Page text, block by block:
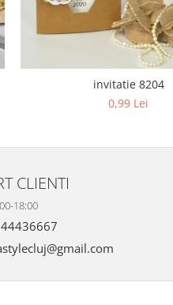
invitatie 8204
0,99 Lei
CLIENTI
18:00